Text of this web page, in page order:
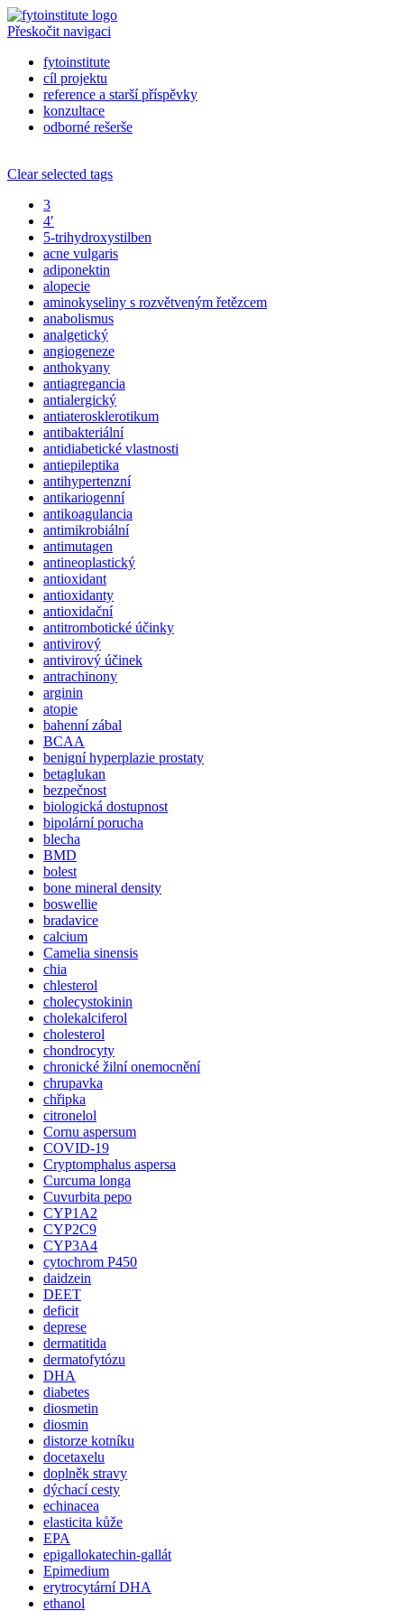
Přeskočit navigaci
fytoinstitute
cíl projektu
reference a starší příspěvky
konzultace
odborné rešerše
Clear selected tags
3
4′
5-trihydroxystilben
acne vulgaris
adiponektin
alopecie
aminokyseliny s rozvětveným řetězcem
anabolismus
analgetický
angiogeneze
anthokyany
antiagregancia
antialergický
antiaterosklerotikum
antibakteriální
antidiabetické vlastnosti
antiepileptika
antihypertenzní
antikariogenní
antikoagulancia
antimikrobiální
antimutagen
antineoplastický
antioxidant
antioxidanty
antioxidační
antitrombotické účinky
antivirový
antivirový účinek
antrachinony
arginin
atopie
bahenní zábal
BCAA
benigní hyperplazie prostaty
betaglukan
bezpečnost
biologická dostupnost
bipolární porucha
blecha
BMD
bolest
bone mineral density
boswellie
bradavice
calcium
Camelia sinensis
chia
chlesterol
cholecystokinin
cholekalciferol
cholesterol
chondrocyty
chronické žilní onemocnění
chrupavka
chřipka
citronelol
Cornu aspersum
COVID-19
Cryptomphalus aspersa
Curcuma longa
Cuvurbita pepo
CYP1A2
CYP2C9
CYP3A4
cytochrom P450
daidzein
DEET
deficit
deprese
dermatitida
dermatofytózu
DHA
diabetes
diosmetin
diosmin
distorze kotníku
docetaxelu
doplněk stravy
dýchací cesty
echinacea
elasticita kůže
EPA
epigallokatechin-gallát
Epimedium
erytrocytární DHA
ethanol